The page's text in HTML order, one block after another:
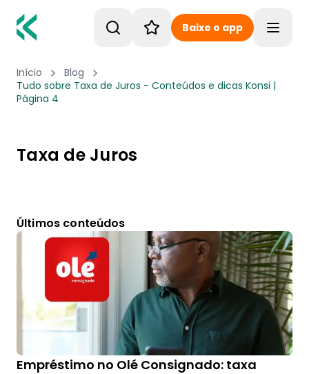
Baixe o app
Início
Blog
Tudo sobre Taxa de Juros - Conteúdos e dicas Konsi |
Página 4
Taxa de Juros
Últimos conteúdos
Empréstimo no Olé Consignado: taxa